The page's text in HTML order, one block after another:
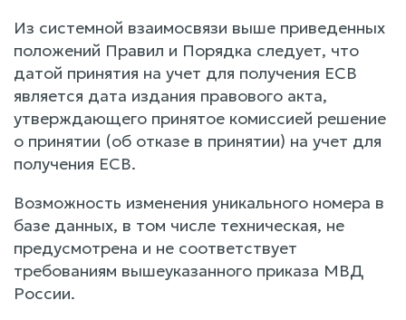
Из системной взаимосвязи выше приведенных
положений Правил и Порядка следует, что
датой принятия на учет для получения ЕСВ
является дата издания правового акта,
утверждающего принятое комиссией решение
о принятии (об отказе в принятии) на учет для
получения ЕСВ.
Возможность изменения уникального номера в
базе данных, в том числе техническая, не
предусмотрена и не соответствует
требованиям вышеуказанного приказа МВД
России.